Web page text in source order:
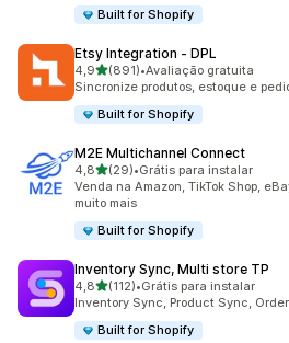
Built for Shopify
Etsy Integration ‑ DPL
4,9de 5 estrelas
(891)
891 avaliações ao todo
•Avaliação gratuita
Sincronize produtos, estoque e
Built for Shopify
M2E Multichannel Connect
4,8de 5 estrelas
(29)
29 avaliações ao todo
•Grátis para instalar
Venda na Amazon, TikTok Shop,
muito mais
Built for Shopify
Inventory Sync, Multi store TP
4,8de 5 estrelas
(112)
112 avaliações ao todo
•Grátis para instalar
Inventory Sync, Product Sync,
Built for Shopify